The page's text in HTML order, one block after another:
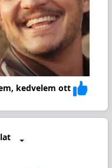
kedvelem ott